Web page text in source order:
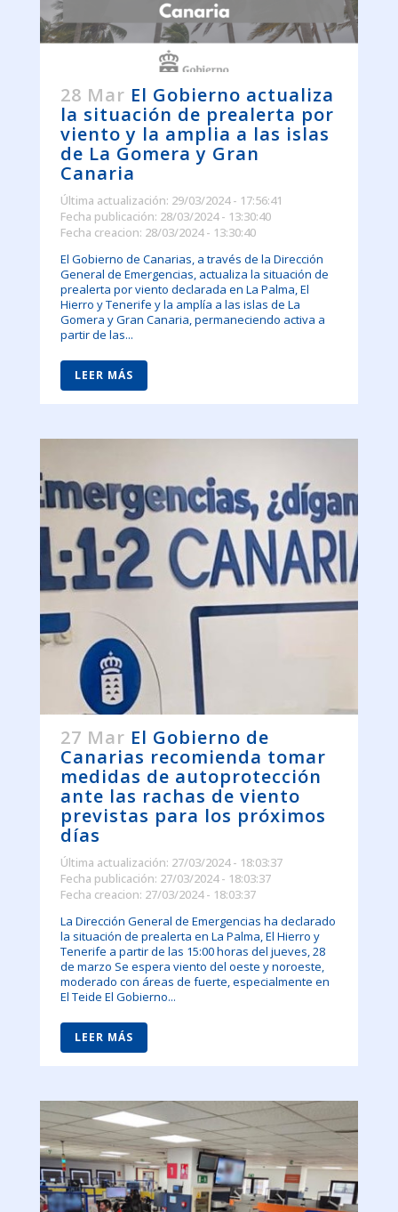
28 Mar El Gobierno actualiza
la situación de prealerta por
viento y la amplia a las islas
de La Gomera y Gran
Canaria
Última actualización: 29/03/2024 - 17:56:41
Fecha publicación: 28/03/2024 - 13:30:40
Fecha creacion: 28/03/2024 - 13:30:40
El Gobierno de Canarias, a través de la Dirección
General de Emergencias, actualiza la situación de
prealerta por viento declarada en La Palma, El
Hierro y Tenerife y la amplía a las islas de La
Gomera y Gran Canaria, permaneciendo activa a
partir de las...
LEER MÁS
27 Mar El Gobierno de
Canarias recomienda tomar
medidas de autoprotección
ante las rachas de viento
previstas para los próximos
días
Última actualización: 27/03/2024 - 18:03:37
Fecha publicación: 27/03/2024 - 18:03:37
Fecha creacion: 27/03/2024 - 18:03:37
La Dirección General de Emergencias ha declarado
la situación de prealerta en La Palma, El Hierro y
Tenerife a partir de las 15:00 horas del jueves, 28
de marzo Se espera viento del oeste y noroeste,
moderado con áreas de fuerte, especialmente en
El Teide El Gobierno...
LEER MÁS